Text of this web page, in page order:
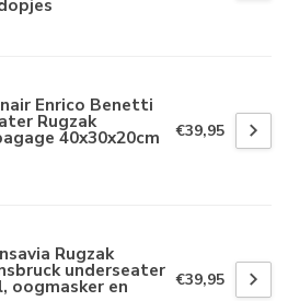
Enrico Benetti
Rugzak
40x30x20cm €39,95
Rugzak
underseater
oogmasker en €39,95